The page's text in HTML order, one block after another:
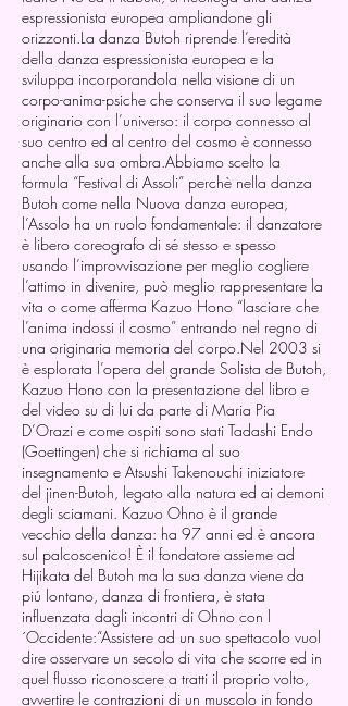
espressionista europea ampliandone gli
orizzonti.La danza Butoh riprende l’eredità
della danza espressionista europea e la
sviluppa incorporandola nella visione di un
corpo-anima-psiche che conserva il suo legame
originario con l’universo: il corpo connesso al
suo centro ed al centro del cosmo è connesso
anche alla sua ombra.Abbiamo scelto la
formula “Festival di Assoli” perchè nella danza
Butoh come nella Nuova danza europea,
l’Assolo ha un ruolo fondamentale: il danzatore
è libero coreografo di sé stesso e spesso
usando l’improvvisazione per meglio cogliere
l’attimo in divenire, può meglio rappresentare la
vita o come afferma Kazuo Hono “lasciare che
l’anima indossi il cosmo” entrando nel regno di
una originaria memoria del corpo.Nel 2003 si
è esplorata l’opera del grande Solista de Butoh,
Kazuo Hono con la presentazione del libro e
del video su di lui da parte di Maria Pia
D’Orazi e come ospiti sono stati Tadashi Endo
(Goettingen) che si richiama al suo
insegnamento e Atsushi Takenouchi iniziatore
del jinen-Butoh, legato alla natura ed ai demoni
degli sciamani. Kazuo Ohno è il grande
vecchio della danza: ha 97 anni ed è ancora
sul palcoscenico! È il fondatore assieme ad
Hijikata del Butoh ma la sua danza viene da
piú lontano, danza di frontiera, è stata
influenzata dagli incontri di Ohno con l
´Occidente:“Assistere ad un suo spettacolo vuol
dire osservare un secolo di vita che scorre ed in
quel flusso riconoscere a tratti il proprio volto,
avvertire le contrazioni di un muscolo in fondo